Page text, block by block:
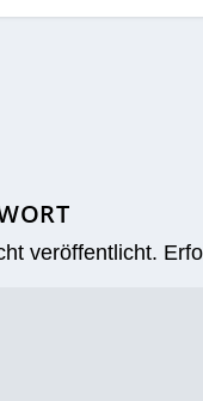
veröffentlicht.